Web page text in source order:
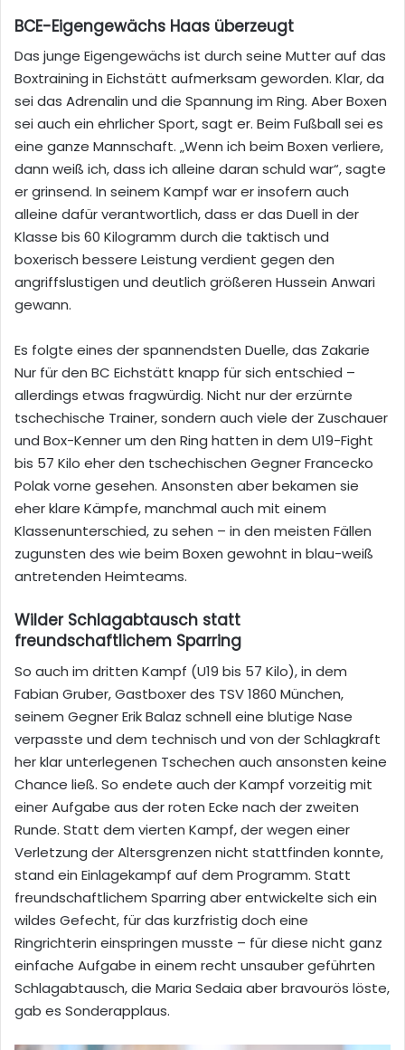
BCE-Eigengewächs Haas überzeugt
Das junge Eigengewächs ist durch seine Mutter auf das
Boxtraining in Eichstätt aufmerksam geworden. Klar, da
sei das Adrenalin und die Spannung im Ring. Aber Boxen
sei auch ein ehrlicher Sport, sagt er. Beim Fußball sei es
eine ganze Mannschaft. „Wenn ich beim Boxen verliere,
dann weiß ich, dass ich alleine daran schuld war“, sagte
er grinsend. In seinem Kampf war er insofern auch
alleine dafür verantwortlich, dass er das Duell in der
Klasse bis 60 Kilogramm durch die taktisch und
boxerisch bessere Leistung verdient gegen den
angriffslustigen und deutlich größeren Hussein Anwari
gewann.
Es folgte eines der spannendsten Duelle, das Zakarie
Nur für den BC Eichstätt knapp für sich entschied –
allerdings etwas fragwürdig. Nicht nur der erzürnte
tschechische Trainer, sondern auch viele der Zuschauer
und Box-Kenner um den Ring hatten in dem U19-Fight
bis 57 Kilo eher den tschechischen Gegner Francecko
Polak vorne gesehen. Ansonsten aber bekamen sie
eher klare Kämpfe, manchmal auch mit einem
Klassenunterschied, zu sehen – in den meisten Fällen
zugunsten des wie beim Boxen gewohnt in blau-weiß
antretenden Heimteams.
Wilder Schlagabtausch statt
freundschaftlichem Sparring
So auch im dritten Kampf (U19 bis 57 Kilo), in dem
Fabian Gruber, Gastboxer des TSV 1860 München,
seinem Gegner Erik Balaz schnell eine blutige Nase
verpasste und dem technisch und von der Schlagkraft
her klar unterlegenen Tschechen auch ansonsten keine
Chance ließ. So endete auch der Kampf vorzeitig mit
einer Aufgabe aus der roten Ecke nach der zweiten
Runde. Statt dem vierten Kampf, der wegen einer
Verletzung der Altersgrenzen nicht stattfinden konnte,
stand ein Einlagekampf auf dem Programm. Statt
freundschaftlichem Sparring aber entwickelte sich ein
wildes Gefecht, für das kurzfristig doch eine
Ringrichterin einspringen musste – für diese nicht ganz
einfache Aufgabe in einem recht unsauber geführten
Schlagabtausch, die Maria Sedaia aber bravourös löste,
gab es Sonderapplaus.